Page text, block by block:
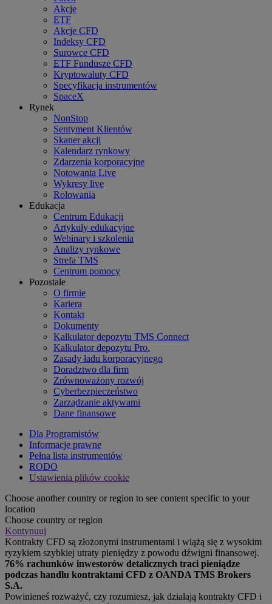
Akcje
ETF
Akcje CFD
Indeksy CFD
Surowce CFD
ETF Fundusze CFD
Kryptowaluty CFD
Specyfikacja instrumentów
SpaceX
Rynek
NonStop
Sentyment Klientów
Skaner akcji
Kalendarz rynkowy
Zdarzenia korporacyjne
Notowania Live
Wykresy live
Rolowania
Edukacja
Centrum Edukacji
Artykuły edukacyjne
Webinary i szkolenia
Analizy rynkowe
Strefa TMS
Centrum pomocy
Pozostałe
O firmie
Kariera
Kontakt
Dokumenty
Kalkulator depozytu TMS Connect
Kalkulator depozytu Pro.
Zasady ładu korporacyjnego
Doradztwo dla firm
Zrównoważony rozwój
Cyberbezpieczeństwo
Zarządzanie aktywami
Dane finansowe
Dla Programistów
Informacje prawne
Pełna lista instrumentów
RODO
Ustawienia plików cookie
Choose another country or region to see content specific to your
location
Choose country or region
Kontynuuj
Kontrakty CFD są złożonymi instrumentami i wiążą się z wysokim
ryzykiem szybkiej utraty pieniędzy z powodu dźwigni finansowej.
76% rachunków inwestorów detalicznych traci pieniądze
podczas handlu kontraktami CFD z OANDA TMS Brokers
S.A.
Powinieneś rozważyć, czy rozumiesz, jak działają kontrakty CFD i